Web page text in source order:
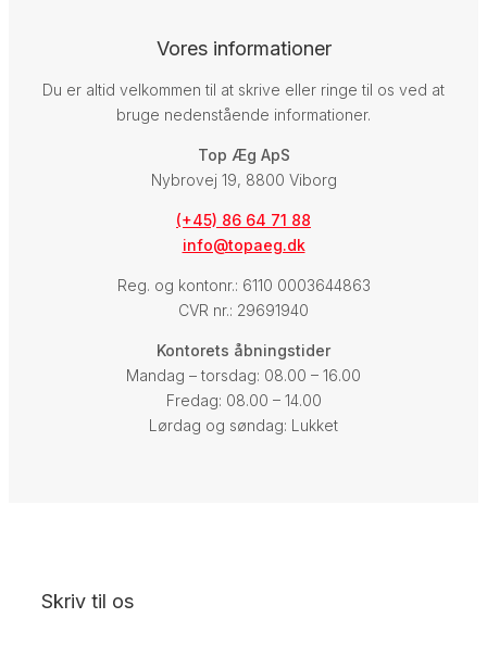
Vores informationer
Du er altid velkommen til at skrive eller ringe til os ved at
bruge nedenstående informationer.
Top Æg ApS
Nybrovej 19, 8800 Viborg
(+45) 86 64 71 88
info@topaeg.dk
Reg. og kontonr.: 6110 0003644863
CVR nr.: 29691940
Kontorets åbningstider
Mandag – torsdag: 08.00 – 16.00
Fredag: 08.00 – 14.00
Lørdag og søndag: Lukket
Skriv til os